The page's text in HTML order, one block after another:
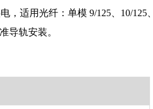
适用光纤：单模 9/125、10/125、
导轨安装。